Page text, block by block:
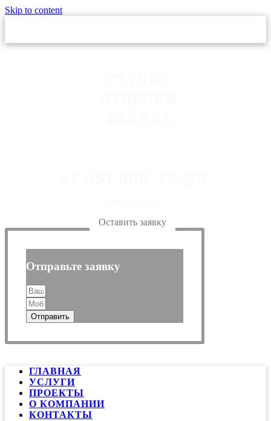
Skip to content
Оставить заявку
Отправьте заявку
Отправить
ГЛАВНАЯ
УСЛУГИ
ПРОЕКТЫ
О КОМПАНИИ
КОНТАКТЫ